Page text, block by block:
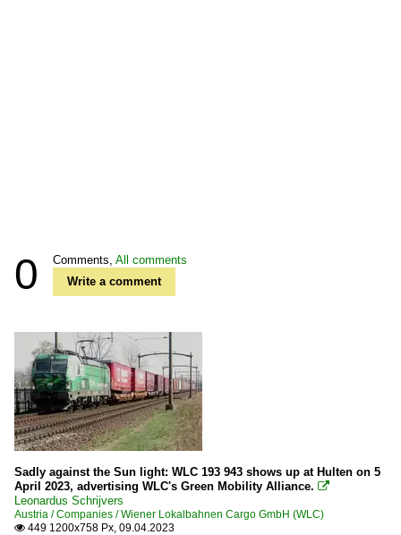
0 Comments, All comments
Write a comment
Sadly against the Sun light: WLC 193 943 shows up at Hulten on 5
April 2023, advertising WLC's Green Mobility Alliance. 
Leonardus Schrijvers
Austria / Companies / Wiener Lokalbahnen Cargo GmbH (WLC)
 449 1200x758 Px, 09.04.2023